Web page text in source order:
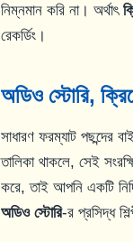
নিম্নমান করি না। অর্থাৎ
রেকর্ডিং।
অডিও স্টোরি,
সাধারণ ফরম্যাট পছন্দের
তালিকা থাকলে, সেই
করে, তাই আপনি একটি
অডিও স্টোরি-র প্রসিদ্ধ